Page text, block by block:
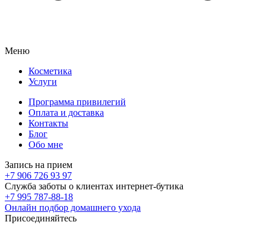
Меню
Косметика
Услуги
Программа привилегий
Оплата и доставка
Контакты
Блог
Обо мне
Запись на прием
+7 906 726 93 97
Служба заботы о клиентах интернет-бутика
+7 995 787-88-18
Онлайн подбор домашнего ухода
Присоединяйтесь